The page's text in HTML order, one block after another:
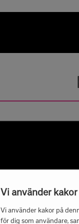
Vi använder kakor
Vi använder kakor på
för dig som användare,